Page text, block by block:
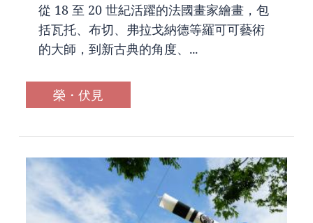
從 18 至 20 世紀活躍的法國畫家繪畫，包
括瓦托、布切、弗拉戈納德等羅可可藝術
的大師，到新古典的角度、...
榮・伏見